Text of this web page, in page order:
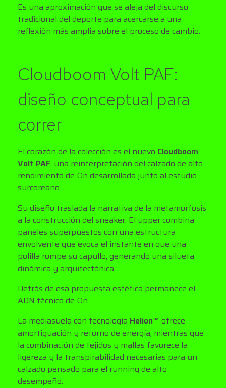
Es una aproximación que se aleja del discurso
tradicional del deporte para acercarse a una
reflexión más amplia sobre el proceso de cambio.
Cloudboom Volt PAF:
diseño conceptual para
correr
El corazón de la colección es el nuevo Cloudboom
Volt PAF, una reinterpretación del calzado de alto
rendimiento de On desarrollada junto al estudio
surcoreano.
Su diseño traslada la narrativa de la metamorfosis
a la construcción del sneaker. El upper combina
paneles superpuestos con una estructura
envolvente que evoca el instante en que una
polilla rompe su capullo, generando una silueta
dinámica y arquitectónica.
Detrás de esa propuesta estética permanece el
ADN técnico de On.
La mediasuela con tecnología Helion™ ofrece
amortiguación y retorno de energía, mientras que
la combinación de tejidos y mallas favorece la
ligereza y la transpirabilidad necesarias para un
calzado pensado para el running de alto
desempeño.